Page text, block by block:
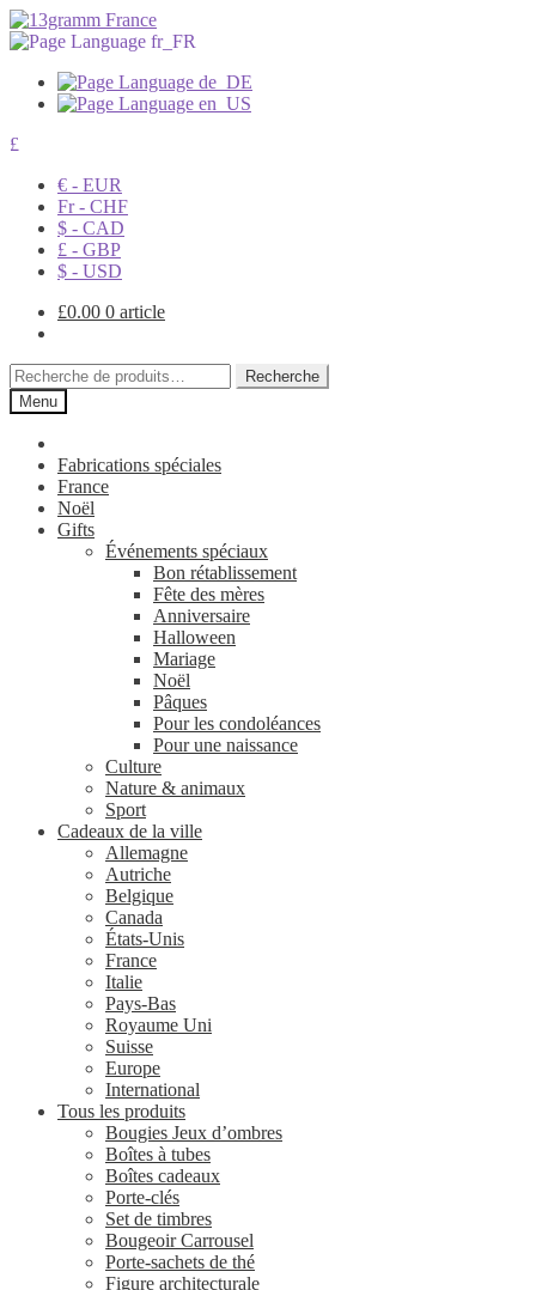
£
€ - EUR
Fr - CHF
$ - CAD
£ - GBP
$ - USD
£0.00 0 article
Recherche
pour :
Recherche
Menu
Fabrications spéciales
France
Noël
Gifts
Événements spéciaux
Bon rétablissement
Fête des mères
Anniversaire
Halloween
Mariage
Noël
Pâques
Pour les condoléances
Pour une naissance
Culture
Nature & animaux
Sport
Cadeaux de la ville
Allemagne
Autriche
Belgique
Canada
États-Unis
France
Italie
Pays-Bas
Royaume Uni
Suisse
Europe
International
Tous les produits
Bougies Jeux d’ombres
Boîtes à tubes
Boîtes cadeaux
Porte-clés
Set de timbres
Bougeoir Carrousel
Porte-sachets de thé
Figure architecturale